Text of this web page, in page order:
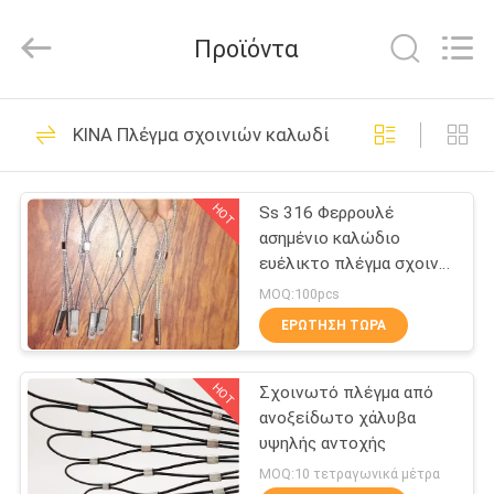
ΣΠΊΤΙ
ΠΡΟΪΌΝΤΑ
ΠΕΡΊΠΟΥ
ΕΜΕΊΣ
ΓΎΡΟΣ
ΕΡΓΟΣΤΑΣΊΩΝ
ΠΟΙΟΤΙΚΌΣ
MFG
Rights
επεκτάθηκε
μεταλλικό πλέγμα
138
Διάτρητο
μεταλλικό πλέγμα
107
Προϊόντα
ΚΙΝΑ Πλέγμα σχοινιών καλωδίων ανοξείδωτου
HOT
Ss 316 Φερρουλέ
ασημένιο καλώδιο
ευέλικτο πλέγμα σχοινίς
από ανοξείδωτο χάλυβα
MOQ:100pcs
ΕΡΏΤΗΣΗ ΤΏΡΑ
HOT
Σχοινωτό πλέγμα από
ανοξείδωτο χάλυβα
υψηλής αντοχής
MOQ:10 τετραγωνικά μέτρα